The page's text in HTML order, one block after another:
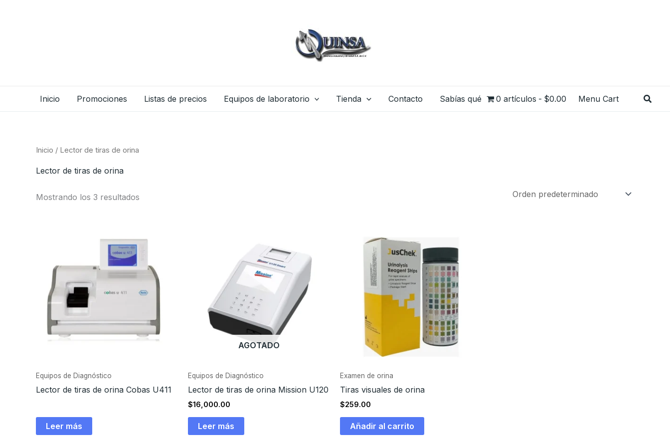
Inicio Promociones Listas de precios Equipos de laboratorio Tienda Contacto Sabías qué 0 artículos $0.00 Menu Cart
Inicio / Lector de tiras de orina
Lector de tiras de orina
Mostrando los 3 resultados
Equipos de Diagnóstico
Lector de tiras de orina Cobas U411
Leer más
AGOTADO
Equipos de Diagnóstico
Lector de tiras de orina Mission U120
$16,000.00
Leer más
Examen de orina
Tiras visuales de orina
$259.00
Añadir al carrito